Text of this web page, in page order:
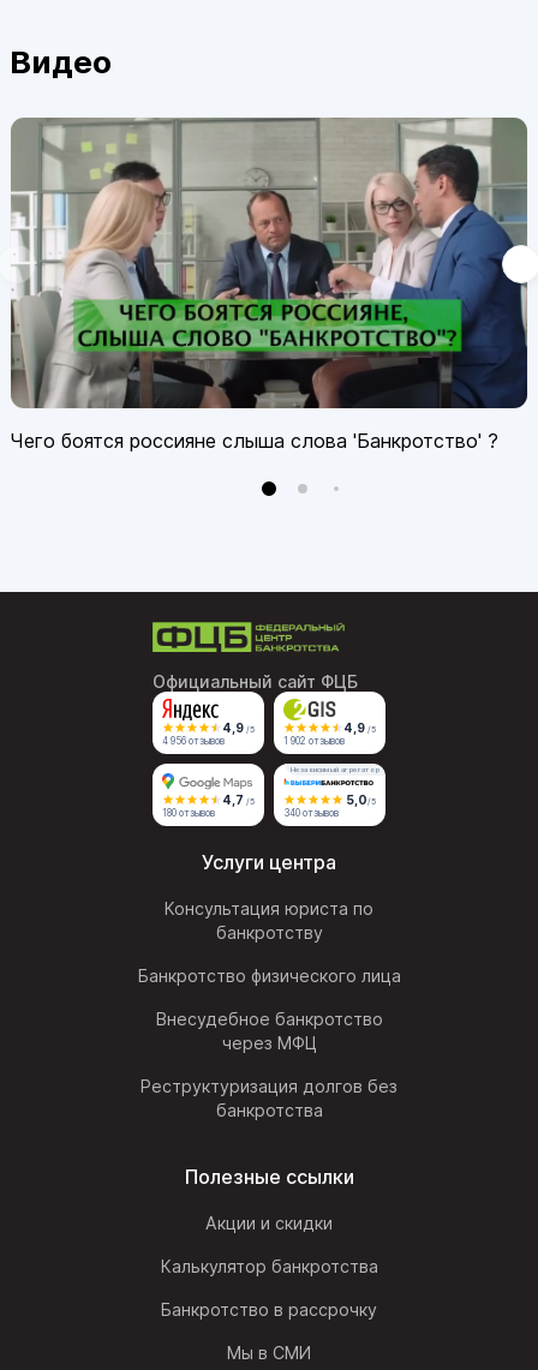
Видео
Чего боятся россияне слыша слова 'Банкротство' ?
Официальный сайт ФЦБ
4,9 /5
4 956 отзывов
4,9 /5
1 902 отзывов
4,7 /5
180 отзывов
Независимый агрегатор
5,0/5
340 отзывов
Услуги центра
Консультация юриста по
банкротству
Банкротство физического лица
Внесудебное банкротство
через МФЦ
Реструктуризация долгов без
банкротства
Полезные ссылки
Акции и скидки
Калькулятор банкротства
Банкротство в рассрочку
Мы в СМИ